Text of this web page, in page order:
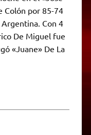
Colón por 85-74
Con 4
De Miguel fue
«Juane» De La